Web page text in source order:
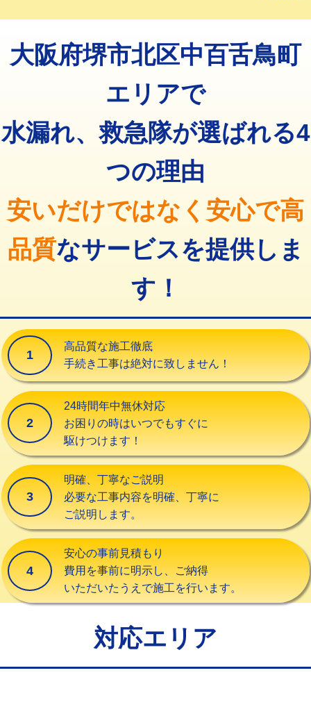
マス交換（深さ50㎝以上） 66,000円
コンクリート斫り（厚さ10㎝超え） 38,500円
モルタル補修（厚さ10㎝まで） 27,500円
16,500円
廃棄・処分 現場見積
トーラー機使用/3mまで 33,000円
追加トーラー機使用/3m超え +3,300円
8,800円
止水・漏水調査・防水処理・清掃・修
11,000円
止水・漏水調査・防水処理・清掃・修
22,000円
止水・漏水調査・防水処理・清掃・修
理・調整・分解・加工など（重作業）
33,000円
その他部品の脱着 8,800円～
交換・取付(単水栓（壁付・デッキ
式）)
13,200円+材料費
交換・取付(混合水栓（壁付・デッキ
式・ワンホール）)
16,500円+材料費
交換・取付(排水栓・排水トラップ
（P/S/ポップアップ））
交換・取付（その他部品）
持込商品取付（単水栓）
持込商品取付（混合水栓） 16,500円
持込商品取付（浄水器・分岐水栓） 16,500円
給水管工事※（ホール加工)
給水管工事※（バンド止め) 3,300円
給水管工事※（保温材使用（バンド止
5,500円
大阪府堺市北区中百舌鳥町
エリアで
水漏れ、救急隊が選ばれる4
つの理由
安いだけではなく安心で高
品質なサービスを提供しま
す！
1
高品質な施工徹底
手続き工事は絶対に致しません！
2
24時間年中無休対応
お困りの時はいつでもすぐに
駆けつけます！
3
明確、丁寧なご説明
必要な工事内容を明確、丁寧に
ご説明します。
4
安心の事前見積もり
費用を事前に明示し、ご納得
いただいたうえで施工を行います。
対応エリア